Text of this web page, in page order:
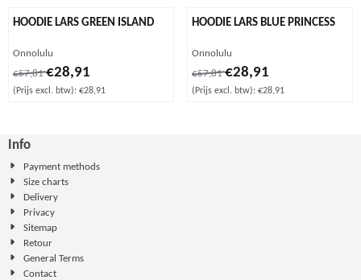
HOODIE LARS GREEN ISLAND
Merk:
Onnolulu
Van 57,81 voor 28,91, exclusief btw: 28,91
€57,81€28,91
(Prijs excl. btw): €28,91
HOODIE LARS BLUE PRINCESS
Merk:
Onnolulu
Van 57,81 voor 28,91, exclusief
€57,81€28,91
(Prijs excl. btw): €28,91
Info
Payment methods
Size charts
Delivery
Privacy
Sitemap
Retour
General Terms
Contact